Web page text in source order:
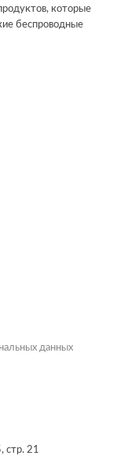
которые
беспроводные
данных
стр. 21